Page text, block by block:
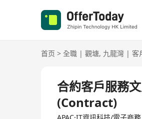
首页 > 全職 | 觀塘, 九龍灣 | 客
合約客戶服務
(Contract)